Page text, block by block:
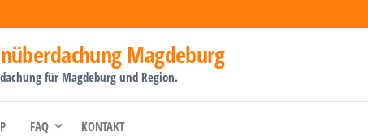
Magdeburg
für Magdeburg und Region.
FAQ KONTAKT